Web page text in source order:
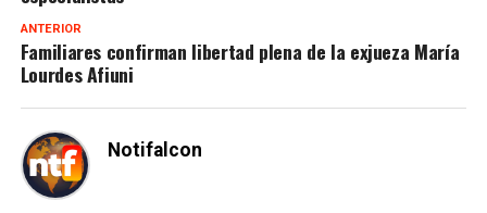
ANTERIOR
Familiares confirman libertad plena de la exjueza María
Lourdes Afiuni
Notifalcon